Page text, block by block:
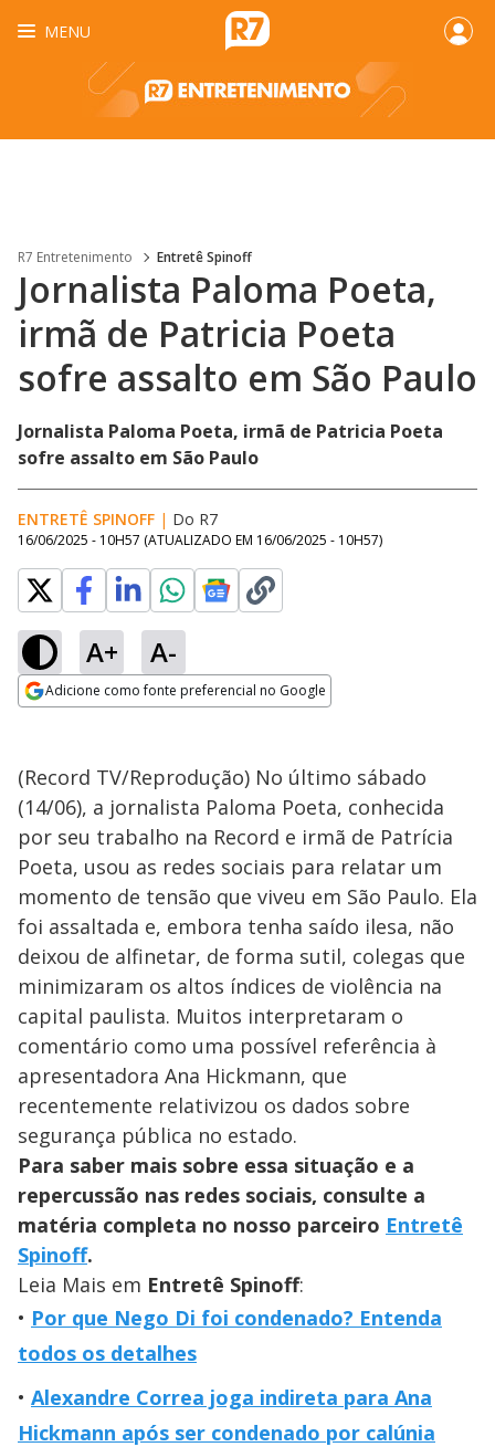
MENU
R7 Entretenimento Entretê Spinoff
Jornalista Paloma Poeta,
irmã de Patricia Poeta
sofre assalto em São Paulo
Jornalista Paloma Poeta, irmã de Patricia Poeta
sofre assalto em São Paulo
ENTRETÊ SPINOFF | Do R7
16/06/2025 - 10H57 (ATUALIZADO EM 16/06/2025 - 10H57)
A+ A-
Adicione como fonte preferencial no Google
(Record TV/Reprodução) No último sábado
(14/06), a jornalista Paloma Poeta, conhecida
por seu trabalho na Record e irmã de Patrícia
Poeta, usou as redes sociais para relatar um
momento de tensão que viveu em São Paulo. Ela
foi assaltada e, embora tenha saído ilesa, não
deixou de alfinetar, de forma sutil, colegas que
minimizaram os altos índices de violência na
capital paulista. Muitos interpretaram o
comentário como uma possível referência à
apresentadora Ana Hickmann, que
recentemente relativizou os dados sobre
segurança pública no estado.
Para saber mais sobre essa situação e a
repercussão nas redes sociais, consulte a
matéria completa no nosso parceiro Entretê
Spinoff.
Leia Mais em Entretê Spinoff:
Por que Nego Di foi condenado? Entenda
todos os detalhes
Alexandre Correa joga indireta para Ana
Hickmann após ser condenado por calúnia